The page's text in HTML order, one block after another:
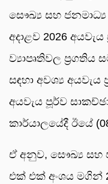
සෞඛ්‍ය සහ ජනමාධ්‍ය
අදාළව 2026
ව්‍යාපෘතිවල ප්‍රගතිය
සඳහා අවශ්‍ය
අයවැය පූර්ව
කාර්යාලයේදී ඊයේ
ඒ අනුව, සෞඛ්‍ය සහ
එක් එක් අංශය මගින්